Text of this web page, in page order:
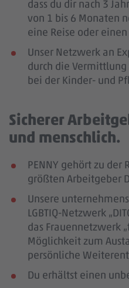
dass du dir nach 3
von 1 bis 6 Monaten
eine Reise oder einen
Unser Netzwerk an
durch die
bei der Kinder- und
Sicherer
und menschlich.
PENNY gehört zu der
größten Arbeitgeber
Unsere
LGBTIQ-Netzwerk
das Frauennetzwerk
Möglichkeit zum
persönliche
Du erhältst einen